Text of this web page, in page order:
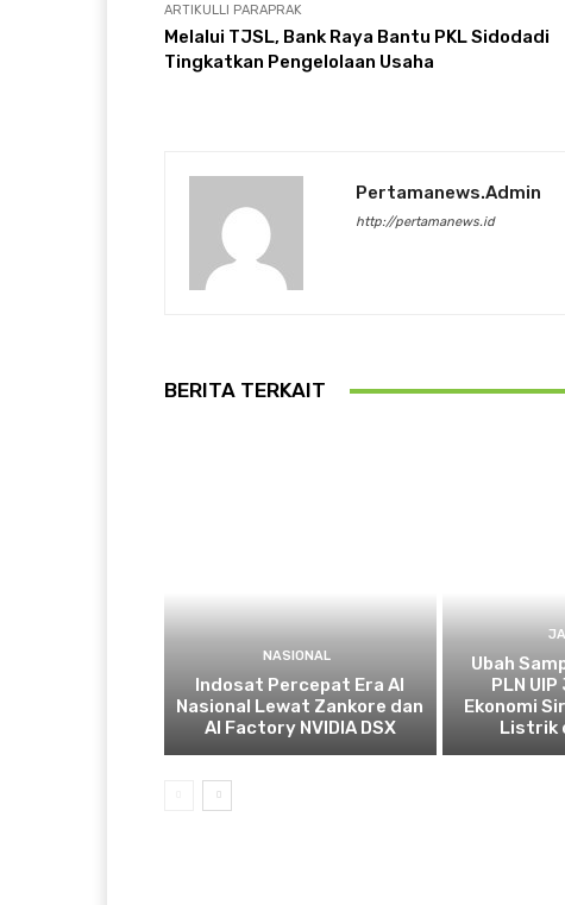
ARTIKULLI PARAPRAK
Melalui TJSL, Bank Raya Bantu PKL Sidodadi
Tingkatkan Pengelolaan Usaha
Pertamanews.admin
http://pertamanews.id
BERITA TERKAIT
NASIONAL
Indosat Percepat Era AI
Nasional Lewat Zankore dan
AI Factory NVIDIA DSX
Ubah
PLN
Ekonomi
Listrik